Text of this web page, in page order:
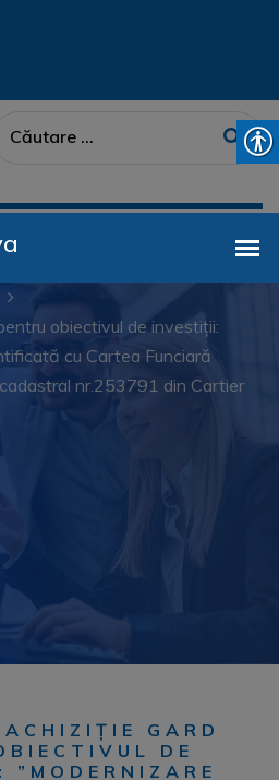
obiectivul de investiții:
cu Cartea Funciară
nr.253791 din Cartier
GARD
DE